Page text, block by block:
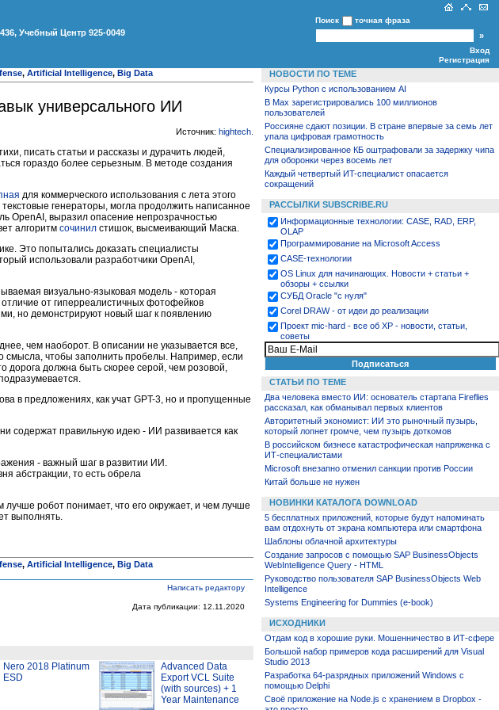
Учебный Центр 925-0049
Поиск точная фраза
Вход
Регистрация
, Artificial Intelligence, Big Data
универсального ИИ
Источник: hightech
писать статьи и рассказы и дурачить людей,
гораздо более серьезным. В методе создания
для коммерческого использования с лета этого
генераторы, могла продолжить написанное
OpenAI, выразил опасение непрозрачностью
алгоритм сочинил стишок, высмеивающий Маска.
Это попытались доказать специалисты
использовали разработчики OpenAI,
визуально-языковая модель - которая
от гиперреалистичных фотофейков
но демонстрируют новый шаг к появлению
чем наоборот. В описании не указывается все,
смысла, чтобы заполнить пробелы. Например, если
должна быть скорее серой, чем розовой,
в предложениях, как учат GPT-3, но и пропущенные
содержат правильную идею - ИИ развивается как
- важный шаг в развитии ИИ.
абстракции, то есть обрела
робот понимает, что его окружает, и чем лучше
выполнять.
, Artificial Intelligence, Big Data
Написать редактору
Дата публикации: 12.11.2020
Nero 2018 Platinum
ESD
Advanced Data
Export VCL Suite
(with sources) + 1
Year Maintenance
НОВОСТИ ПО ТЕМЕ
Курсы Python c использованием AI
В Max зарегистрировались 100 миллионов
пользователей
Россияне сдают позиции. В стране впервые за семь лет
упала цифровая грамотность
Специализированное КБ оштрафовали за задержку чипа
для оборонки через восемь лет
Каждый четвертый ИT-специалист опасается
сокращений
РАССЫЛКИ SUBSCRIBE.RU
Информационные технологии: CASE, RAD, ERP,
OLAP
Программирование на Microsoft Access
CASE-технологии
OS Linux для начинающих. Новости + статьи +
обзоры + ссылки
СУБД Oracle "с нуля"
Corel DRAW - от идеи до реализации
Проект mic-hard - все об XP - новости, статьи,
советы
СТАТЬИ ПО ТЕМЕ
Два человека вместо ИИ: основатель стартапа Fireflies
рассказал, как обманывал первых клиентов
Авторитетный экономист: ИИ это рыночный пузырь,
который лопнет громче, чем пузырь доткомов
В российском бизнесе катастрофическая напряженка с
ИТ-специалистами
Microsoft внезапно отменил санкции против России
Китай больше не нужен
НОВИНКИ КАТАЛОГА DOWNLOAD
5 бесплатных приложений, которые будут напоминать
вам отдохнуть от экрана компьютера или смартфона
Шаблоны облачной архитектуры
Создание запросов с помощью SAP BusinessObjects
WebIntelligence Query - HTML
Руководство пользователя SAP BusinessObjects Web
Intelligence
Systems Engineering for Dummies (e-book)
ИСХОДНИКИ
Отдам код в хорошие руки. Мошенничество в ИТ-сфере
Большой набор примеров кода расширений для Visual
Studio 2013
Разработка 64-разрядных приложений Windows с
помощью Delphi
Своё приложение на Node.js с хранением в Dropbox -